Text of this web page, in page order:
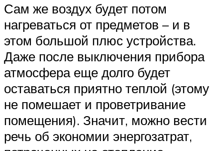
Сам же воздух будет потом
нагреваться от предметов – и в
этом большой плюс устройства.
Даже после выключения прибора
атмосфера еще долго будет
оставаться приятно теплой (этому
не помешает и проветривание
помещения). Значит, можно вести
речь об экономии энергозатрат,